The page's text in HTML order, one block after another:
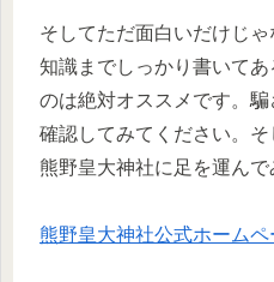
そしてただ面白いだけじ
知識までしっかり書いて
のは絶対オススメです。
確認してみてください。
熊野皇大神社に足を運んで
熊野皇大神社公式ホームペ